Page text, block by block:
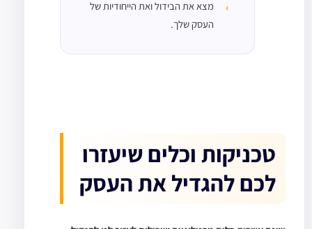
מצא את הבידול ואת הייחודיות של
העסק שלך.
טכניקות וכלים שיעזרו
לכם להגדיל את העסק